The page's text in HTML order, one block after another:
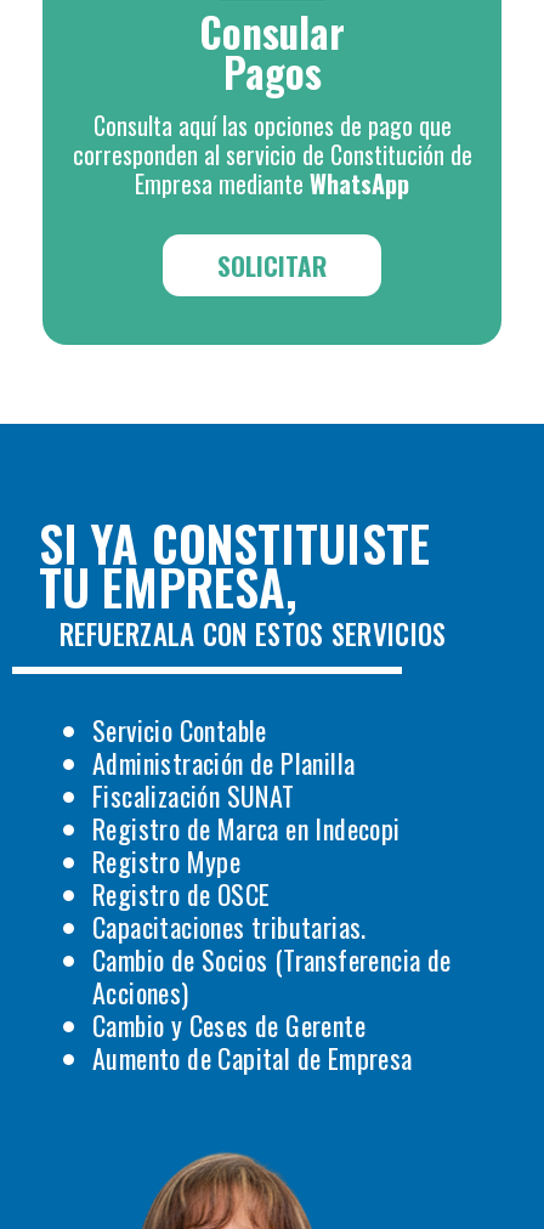
Consular
Pagos
Consulta aquí las opciones de pago que
corresponden al servicio de Constitución de
Empresa mediante WhatsApp
SOLICITAR
SI YA CONSTITUISTE
TU EMPRESA,
REFUERZALA CON ESTOS SERVICIOS
Servicio Contable
Administración de Planilla
Fiscalización SUNAT
Registro de Marca en Indecopi
Registro Mype
Registro de OSCE
Capacitaciones tributarias.
Cambio de Socios (Transferencia de
Acciones)
Cambio y Ceses de Gerente
Aumento de Capital de Empresa